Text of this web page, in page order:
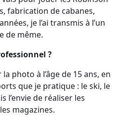
fabrication de cabanes,
je l’ai transmis à l’un
de même.
?
photo à l’âge de 15 ans, en
que je pratique : le ski, le
l’envie de réaliser les
magazines.